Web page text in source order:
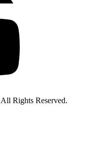
All Rights Reserved.